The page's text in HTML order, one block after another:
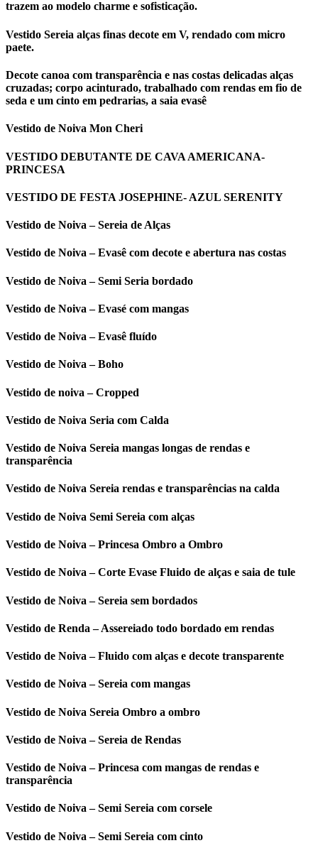
trazem ao modelo charme e sofisticação.
Vestido Sereia alças finas decote em V, rendado com micro
paete.
Decote canoa com transparência e nas costas delicadas alças
cruzadas; corpo acinturado, trabalhado com rendas em fio de
seda e um cinto em pedrarias, a saia evasê
Vestido de Noiva Mon Cheri
VESTIDO DEBUTANTE DE CAVA AMERICANA-
PRINCESA
VESTIDO DE FESTA JOSEPHINE- AZUL SERENITY
Vestido de Noiva – Sereia de Alças
Vestido de Noiva – Evasê com decote e abertura nas costas
Vestido de Noiva – Semi Seria bordado
Vestido de Noiva – Evasé com mangas
Vestido de Noiva – Evasê fluído
Vestido de Noiva – Boho
Vestido de noiva – Cropped
Vestido de Noiva Seria com Calda
Vestido de Noiva Sereia mangas longas de rendas e
transparência
Vestido de Noiva Sereia rendas e transparências na calda
Vestido de Noiva Semi Sereia com alças
Vestido de Noiva – Princesa Ombro a Ombro
Vestido de Noiva – Corte Evase Fluido de alças e saia de tule
Vestido de Noiva – Sereia sem bordados
Vestido de Renda – Assereiado todo bordado em rendas
Vestido de Noiva – Fluido com alças e decote transparente
Vestido de Noiva – Sereia com mangas
Vestido de Noiva Sereia Ombro a ombro
Vestido de Noiva – Sereia de Rendas
Vestido de Noiva – Princesa com mangas de rendas e
transparência
Vestido de Noiva – Semi Sereia com corsele
Vestido de Noiva – Semi Sereia com cinto